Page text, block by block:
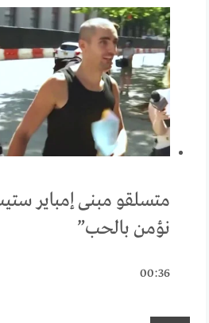
متسلقو مبنى إمباير
نؤمن بالحب”
00:36